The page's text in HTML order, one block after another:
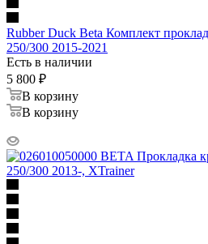
Rubber Duck Beta Комплект
250/300 2015-2021
Есть в наличии
5 800 ₽
В корзину
В корзину